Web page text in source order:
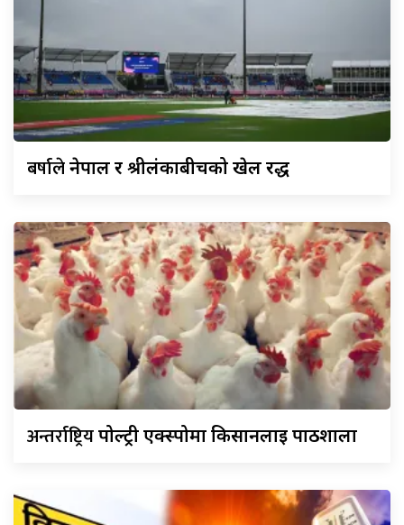
बर्षालेनेपाल र श्रीलंकाबीचको खेल रद्ध
अन्तर्राष्ट्रियपोल्ट्री एक्स्पोमा किसानलाई पाठशाला